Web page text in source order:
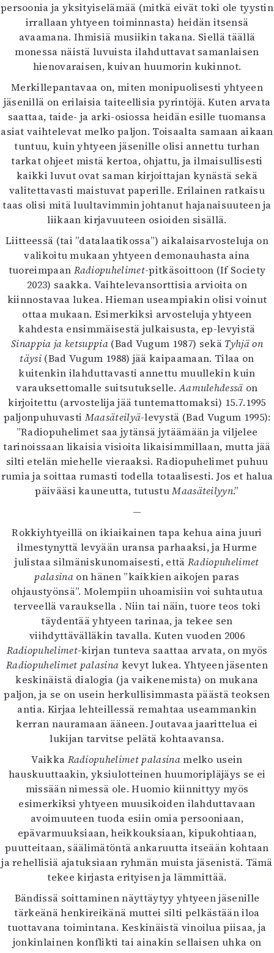
persoonia ja yksityiselämää (mitkä eivät toki ole tyystin
irrallaan yhtyeen toiminnasta) heidän itsensä
avaamana. Ihmisiä musiikin takana. Siellä täällä
monessa näistä luvuista ilahduttavat samanlaisen
hienovaraisen, kuivan huumorin kukinnot.
Merkillepantavaa on, miten monipuolisesti yhtyeen
jäsenillä on erilaisia taiteellisia pyrintöjä. Kuten arvata
saattaa, taide- ja arki-osiossa heidän esille tuomansa
asiat vaihtelevat melko paljon. Toisaalta samaan aikaan
tuntuu, kuin yhtyeen jäsenille olisi annettu turhan
tarkat ohjeet mistä kertoa, ohjattu, ja ilmaisullisesti
kaikki luvut ovat saman kirjoittajan kynästä sekä
valitettavasti maistuvat paperille. Erilainen ratkaisu
taas olisi mitä luultavimmin johtanut hajanaisuuteen ja
liikaan kirjavuuteen osioiden sisällä.
Liitteessä (tai ”datalaatikossa”) aikalaisarvosteluja on
valikoitu mukaan yhtyeen demonauhasta aina
tuoreimpaan Radiopuhelimet-pitkäsoittoon (If Society
2023) saakka. Vaihtelevansorttisia arvioita on
kiinnostavaa lukea. Hieman useampiakin olisi voinut
ottaa mukaan. Esimerkiksi arvosteluja yhtyeen
kahdesta ensimmäisestä julkaisusta, ep-levyistä
Sinappia ja ketsuppia (Bad Vugum 1987) sekä Tyhjä on
täysi (Bad Vugum 1988) jää kaipaamaan. Tilaa on
kuitenkin ilahduttavasti annettu muullekin kuin
varauksettomalle suitsutukselle.Aamulehdessä on
kirjoitettu (arvostelija jää tuntemattomaksi) 15.7.1995
paljonpuhuvasti Maasäteilyä-levystä (Bad Vugum 1995):
”Radiopuhelimet saa jytänsä jytäämään ja viljelee
tarinoissaan likaisia visioita likaisimmillaan, mutta jää
silti etelän miehelle vieraaksi. Radiopuhelimet puhuu
rumia ja soittaa rumasti todella totaalisesti. Jos et halua
päivääsi kauneutta, tutustuMaasäteilyyn.”
—
Rokkiyhtyeillä on ikiaikainen tapa kehua aina juuri
ilmestynyttä levyään uransa parhaaksi, ja Hurme
julistaa silmäniskunomaisesti, ettäRadiopuhelimet
palasina on hänen ”kaikkien aikojen paras
ohjaustyönsä”. Molempiin uhoamisiin voi suhtautua
terveellä varauksella . Niin tai näin, tuore teos toki
täydentää yhtyeen tarinaa, ja tekee sen
viihdyttävälläkin tavalla. Kuten vuoden 2006
Radiopuhelimet-kirjan tunteva saattaa arvata, on myös
Radiopuhelimet palasina kevyt lukea. Yhtyeen jäsenten
keskinäistä dialogia (ja vaikenemista) on mukana
paljon, ja se on usein herkullisimmasta päästä teoksen
antia. Kirjaa lehteillessä remahtaa useammankin
kerran nauramaan ääneen. Joutavaa jaarittelua ei
lukijan tarvitse pelätä kohtaavansa.
Vaikka Radiopuhelimet palasinamelko usein
hauskuuttaakin, yksiulotteinen huumoripläjäys se ei
missään nimessä ole. Huomio kiinnittyy myös
esimerkiksi yhtyeen muusikoiden ilahduttavaan
avoimuuteen tuoda esiin omia persooniaan,
epävarmuuksiaan, heikkouksiaan, kipukohtiaan,
puutteitaan, säälimätöntä ankaruutta itseään kohtaan
ja rehellisiä ajatuksiaan ryhmän muista jäsenistä. Tämä
tekee kirjasta erityisen ja lämmittää.
Bändissä soittaminen näyttäytyy yhtyeen jäsenille
tärkeänä henkireikänä muttei silti pelkästään iloa
tuottavana toimintana. Keskinäistä vinoilua piisaa, ja
jonkinlainen konflikti tai ainakin sellaisen uhka on